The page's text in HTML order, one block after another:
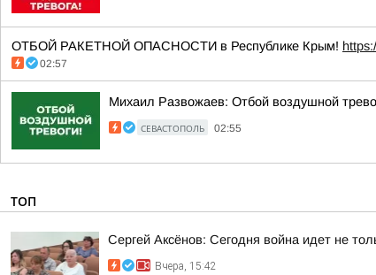
ОТБОЙ РАКЕТНОЙ ОПАСНОСТИ в Республике Крым!
02:57
Михаил Развожаев: Отбой воздушной
СЕВАСТОПОЛЬ 02:55
ТОП
Сергей Аксёнов: Сегодня война идет не
Вчера, 15:42